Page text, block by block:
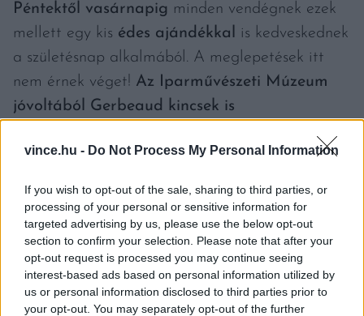
vince.hu - Do Not Process My Personal Information
If you wish to opt-out of the sale, sharing to third parties, or
processing of your personal or sensitive information for
targeted advertising by us, please use the below opt-out
section to confirm your selection. Please note that after your
opt-out request is processed you may continue seeing
interest-based ads based on personal information utilized by
us or personal information disclosed to third parties prior to
your opt-out. You may separately opt-out of the further
Péntektől vasárnapig minden vendégnek ezek
mellett egy kis édes ajándékkal is kedveskednek
a születésnap alkalmából. A meglepetések itt
nem érnek véget! Az Iparművészeti Múzeum
jóvoltából Gerbeaud kincsek is
kizárólag erre a hétvégére megnyíló,